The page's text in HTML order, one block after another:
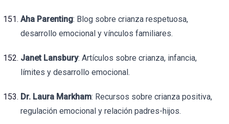
Aha Parenting: Blog sobre crianza respetuosa,
desarrollo emocional y vínculos familiares.
Janet Lansbury: Artículos sobre crianza, infancia,
límites y desarrollo emocional.
Dr. Laura Markham: Recursos sobre crianza positiva,
regulación emocional y relación padres-hijos.